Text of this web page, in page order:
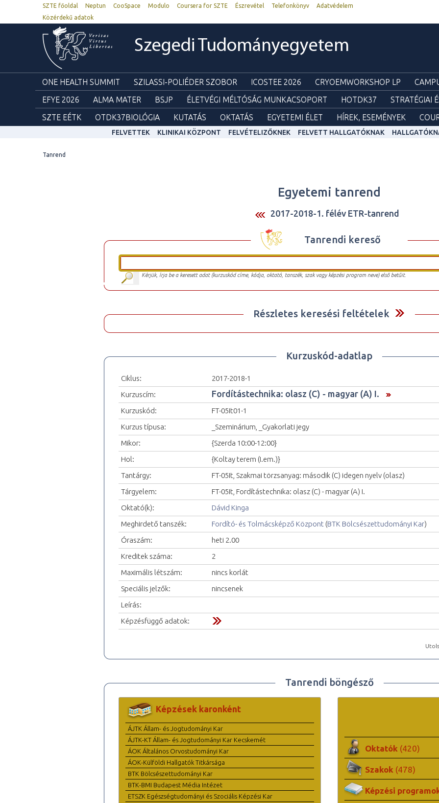
SZTE főoldal Neptun CooSpace Modulo Coursera for SZTE Észrevétel Telefonkönyv
Adatvédelem
Közérdekű adatok
Szegedi Tudományegyetem
ONE HEALTH SUMMIT SZILASSI-POLIÉDER SZOBOR ICOSTEE 2026 CRYOEMWORKSHOP LP
EFYE 2026
ALMA MATER BSJP ÉLETVÉGI MÉLTÓSÁG MUNKACSOPORT HOTDK37 STRATÉGIAI
SZTE EÉTK
OTDK37BIOLÓGIA KUTATÁS OKTATÁS EGYETEMI ÉLET HÍREK, ESEMÉNYEK
FELVETTEK KLINIKAI KÖZPONT FELVÉTELIZŐKNEK FELVETT HALLGATÓKNAK
Tanrend
Egyetemi tanrend
2017-2018-1. félév ETR-tanrend
Tanrendi kereső
Kérjük, írja be a keresett adat (kurzuskód címe, kódja, oktató, tanszék, szak vagy képzési program neve) első betűit.
Részletes keresési feltételek
Kurzuskód-adatlap
Ciklus:
2017-2018-1
Kurzuscím:
Fordítástechnika: olasz (C) - magyar (A) I.
Kurzuskód:
FT-05It01-1
Kurzus típusa:
_Szeminárium, _Gyakorlati jegy
Mikor:
{Szerda 10:00-12:00}
Hol:
{Koltay terem (I.em.)}
Tantárgy:
FT-05It, Szakmai törzsanyag: második (C) idegen nyelv (olasz)
Tárgyelem:
FT-05It, Fordítástechnika: olasz (C) - magyar (A) I.
Oktató(k):
Dávid Kinga
Meghirdető tanszék:
Fordító- és Tolmácsképző Központ (BTK Bölcsészettudományi Kar)
Óraszám:
heti 2.00
Kreditek száma:
2
Maximális létszám:
nincs korlát
Speciális jelzők:
nincsenek
Leírás:
Képzésfüggő adatok:
Tanrendi böngésző
Képzések karonként
ÁJTK Állam- és Jogtudományi Kar
ÁJTK-KT Állam- és Jogtudományi Kar Kecskemét
ÁOK Általános Orvostudományi Kar
ÁOK-Külföldi Hallgatók Titkársága
BTK Bölcsészettudományi Kar
BTK-BMI Budapest Média Intézet
ETSZK Egészségtudományi és Szociális Képzési Kar
Oktatók (420)
Szakok (478)
Képzési